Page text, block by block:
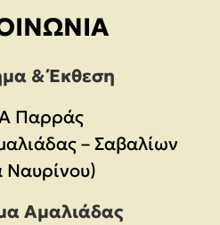
& Έκθεση
Παρράς
– Σαβαλίων
Ναυρίνου)
Αμαλιάδας